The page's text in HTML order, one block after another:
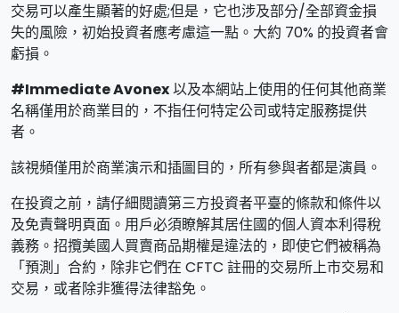
交易可以產生顯著的好處;但是，它也涉及部分/全部資金損
失的風險，初始投資者應考慮這一點。大約 70% 的投資者會
虧損。
#Immediate Avonex以及本網站上使用的任何其他商業
名稱僅用於商業目的，不指任何特定公司或特定服務提供
者。
該視頻僅用於商業演示和插圖目的，所有參與者都是演員。
在投資之前，請仔細閱讀第三方投資者平臺的條款和條件以
及免責聲明頁面。用戶必須瞭解其居住國的個人資本利得稅
義務。招攬美國人買賣商品期權是違法的，即使它們被稱為
「預測」合約，除非它們在 CFTC 註冊的交易所上市交易和
交易，或者除非獲得法律豁免。